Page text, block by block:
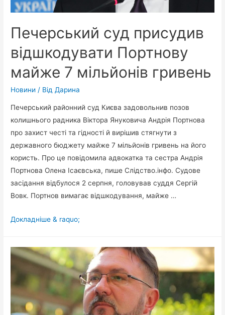
Печерський суд присудив
відшкодувати Портнову
майже 7 мільйонів гривень
Новини / Від Дарина
Печерський районний суд Києва задовольнив позов
колишнього радника Віктора Януковича Андрія Портнова
про захист честі та гідності й вирішив стягнути з
державного бюджету майже 7 мільйонів гривень на його
користь. Про це повідомила адвокатка та сестра Андрія
Портнова Олена Ісаєвська, пише Слідство.інфо. Судове
засідання відбулося 2 серпня, головував суддя Сергій
Вовк. Портнов вимагає відшкодування, майже …
Печерський
відшкодувати
майже
7
мільйонів
Докладніше & raquo;